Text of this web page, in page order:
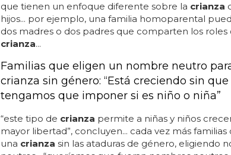
que tienen un enfoque diferente sobre la crianza
hijos... por ejemplo, una familia homoparental
dos madres o dos padres que comparten los roles
crianza...
Familias que eligen un nombre neutro
crianza sin género: “Está creciendo sin que
tengamos que imponer si es niño o niña”
“este tipo de crianza permite a niñas y niños
mayor libertad”, concluyen... cada vez más
una crianza sin las ataduras de género, eligiendo